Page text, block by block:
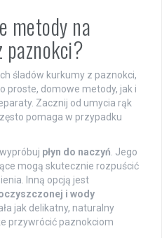
metody na
paznokci?
śladów kurkumy z paznokci,
proste, domowe metody, jak i
Zacznij od umycia rąk
pomaga w przypadku
płyn do naczyń . Jego
mogą skutecznie rozpuścić
Inną opcją jest
i wody
jak delikatny, naturalny
przywrócić paznokciom